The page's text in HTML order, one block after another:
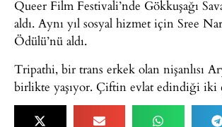
Queer Film Festivali’nde Gökkuşağı
aldı. Aynı yıl sosyal hizmet için Sree
Ödülü’nü aldı.
Tripathi, bir trans erkek olan nişanlısı
birlikte yaşıyor. Çiftin evlat edindiği iki